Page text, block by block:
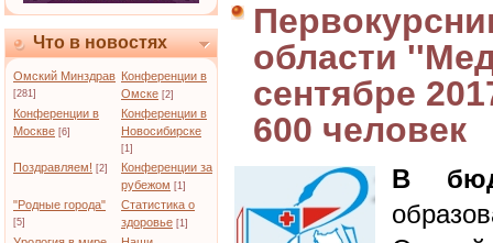
Что в новостях
Омский Минздрав
[281]
Конференции в
Омске [2]
Конференции в
Москве [6]
Конференции в
Новосибирске
[1]
Поздравляем! [2]
Конференции за
рубежом [1]
"Родные города"
[5]
Статистика о
здоровье [1]
области
сентябре
600 человек
В